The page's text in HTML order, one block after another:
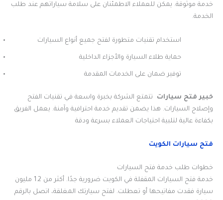
خدمة موثوقة. يمكن للعملاء الاطمئنان على سلامة سياراتهم عند طلب
الخدمة.
استخدام تقنيات متطورة لفتح جميع أنواع السيارات
حماية طلاء السيارة والأجزاء الداخلية
توفير ضمان على الخدمات المقدمة
خبير فتح سيارات تتمتع الشركة بخبرة واسعة في تقنيات الفتح
وإصلاح السيارات. هذا يضمن تقديم خدمة احترافية وآمنة. يعمل الفريق
بكفاءة عالية لتلبية احتياجات العملاء بسرعة ودقة
فتح سيارات الكويت
خطوات طلب خدمة فتح السيارات
خدمة فتح السيارات المقفلة في الكويت ضرورية جدًا. أكثر من 1.2 مليون
سيارة فقدت مفاتيحها أو تعطلت. لفتح سيارتك المغلقة، اتصل بالرقم